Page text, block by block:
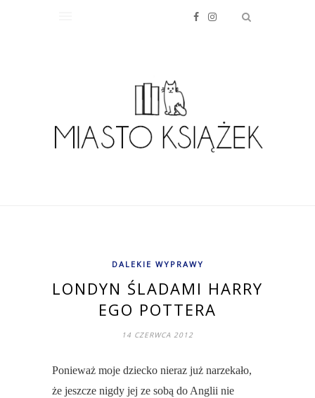
DALEKIE WYPRAWY
LONDYN ŚLADAMI HARRY
EGO POTTERA
14 CZERWCA 2012
Ponieważ moje dziecko nieraz już narzekało,
że jeszcze nigdy jej ze sobą do Anglii nie